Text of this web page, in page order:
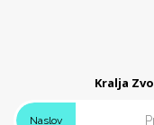
Kralja
Naslov